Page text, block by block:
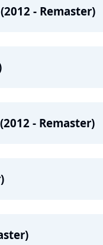
- Remaster)
- Remaster)